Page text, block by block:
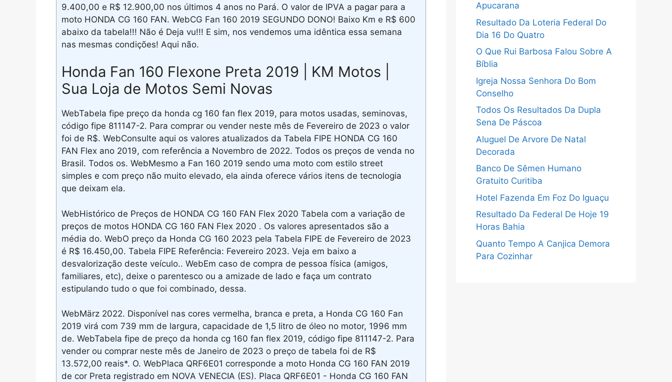
9.400,00 e R$ 12.900,00 nos últimos 4 anos no Pará. O valor de IPVA a pagar para a
moto HONDA CG 160 FAN. WebCG Fan 160 2019 SEGUNDO DONO! Baixo Km e R$ 600
abaixo da tabela!!! Não é Deja vu!!! E sim, nos vendemos uma idêntica essa semana
nas mesmas condições! Aqui não.
Honda Fan 160 Flexone Preta 2019 | KM Motos |
Sua Loja de Motos Semi Novas
WebTabela fipe preço da honda cg 160 fan flex 2019, para motos usadas, seminovas,
código fipe 811147-2. Para comprar ou vender neste mês de Fevereiro de 2023 o valor
foi de R$. WebConsulte aqui os valores atualizados da Tabela FIPE HONDA CG 160
FAN Flex ano 2019, com referência a Novembro de 2022. Todos os preços de venda no
Brasil. Todos os. WebMesmo a Fan 160 2019 sendo uma moto com estilo street
simples e com preço não muito elevado, ela ainda oferece vários itens de tecnologia
que deixam ela.
WebHistórico de Preços de HONDA CG 160 FAN Flex 2020 Tabela com a variação de
preços de motos HONDA CG 160 FAN Flex 2020 . Os valores apresentados são a
média do. WebO preço da Honda CG 160 2023 pela Tabela FIPE de Fevereiro de 2023
é R$ 16.450,00. Tabela FIPE Referência: Fevereiro 2023. Veja em baixo a
desvalorização deste veículo.. WebEm caso de compra de pessoa física (amigos,
familiares, etc), deixe o parentesco ou a amizade de lado e faça um contrato
estipulando tudo o que foi combinado, dessa.
WebMärz 2022. Disponível nas cores vermelha, branca e preta, a Honda CG 160 Fan
2019 virá com 739 mm de largura, capacidade de 1,5 litro de óleo no motor, 1996 mm
de. WebTabela fipe de preço da honda cg 160 fan flex 2019, código fipe 811147-2. Para
vender ou comprar neste mês de Janeiro de 2023 o preço de tabela foi de R$
13.572,00 reais*. O. WebPlaca QRF6E01 corresponde a moto Honda CG 160 FAN 2019
de cor Preta registrado em NOVA VENECIA (ES). Placa QRF6E01 - Honda CG 160 FAN
Apucarana
Resultado Da Loteria Federal Do
Dia 16 Do Quatro
O Que Rui Barbosa Falou Sobre A
Bíblia
Igreja Nossa Senhora Do Bom
Conselho
Todos Os Resultados Da Dupla
Sena De Páscoa
Aluguel De Arvore De Natal
Decorada
Banco De Sêmen Humano
Gratuito Curitiba
Hotel Fazenda Em Foz Do Iguaçu
Resultado Da Federal De Hoje 19
Horas Bahia
Quanto Tempo A Canjica Demora
Para Cozinhar